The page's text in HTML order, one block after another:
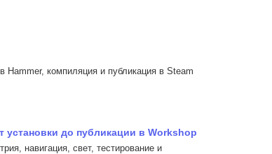
Hammer, компиляция и публикация в Steam
установки до публикации в Workshop
навигация, свет, тестирование и